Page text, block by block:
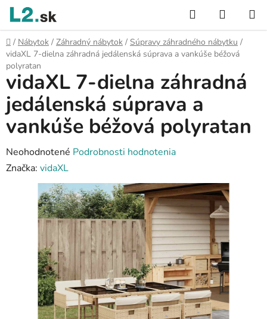
Prejsť
obsah
Hľadať
KOŠÍK
Domov
/ Nábytok / Záhradný nábytok / Súpravy záhradného nábytku /
vidaXL 7-dielna záhradná jedálenská súprava a vankúše béžová
polyratan
vidaXL 7-dielna záhradná
jedálenská súprava a
vankúše béžová polyratan
Priemerné
hodnotenie
produktu
hviezdičiek.
Neohodnotené Podrobnosti hodnotenia
Značka: vidaXL